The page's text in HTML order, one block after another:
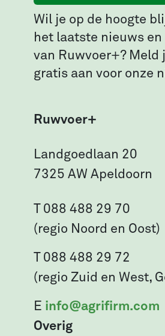
Wil je op de hoogte
het laatste nieuws
van Ruwvoer+? Meld
gratis aan voor onze
Ruwvoer+
Landgoedlaan 20
7325 AW Apeldoorn
T 088 488 29 70
(regio Noord en Oost)
T 088 488 29 72
(regio Zuid en West,
E info@agrifirm.com
Overig